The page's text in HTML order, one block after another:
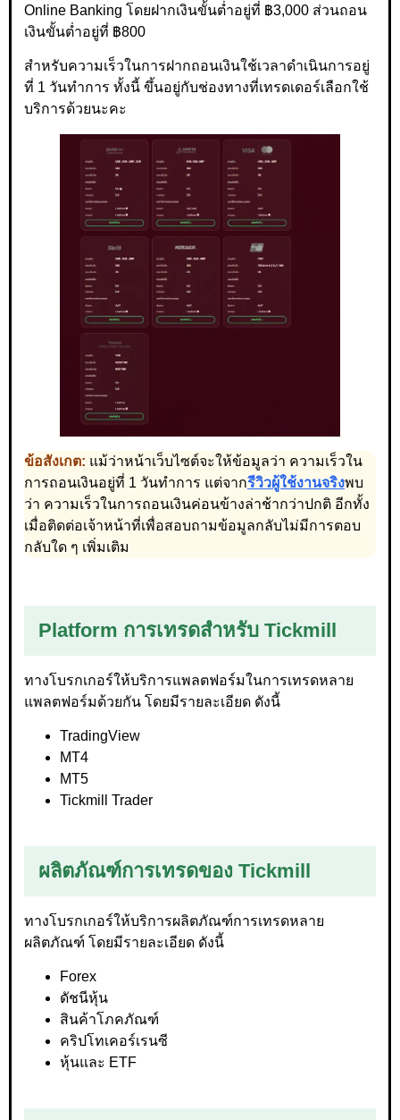
Online Banking โดยฝากเงินขั้นต่ำอยู่ที่ ฿3,000 ส่วนถอน
เงินขั้นต่ำอยู่ที่ ฿800
สำหรับความเร็วในการฝากถอนเงินใช้เวลาดำเนินการอยู่
ที่ 1 วันทำการ ทั้งนี้ ขึ้นอยู่กับช่องทางที่เทรดเดอร์เลือกใช้
บริการด้วยนะคะ
ข้อสังเกต: แม้ว่าหน้าเว็บไซต์จะให้ข้อมูลว่า ความเร็วใน
การถอนเงินอยู่ที่ 1 วันทำการ แต่จากรีวิวผู้ใช้งานจริงพบ
ว่า ความเร็วในการถอนเงินค่อนข้างล่าช้ากว่าปกติ อีกทั้ง
เมื่อติดต่อเจ้าหน้าที่เพื่อสอบถามข้อมูลกลับไม่มีการตอบ
กลับใด ๆ เพิ่มเติม
Platform การเทรดสำหรับ Tickmill
ทางโบรกเกอร์ให้บริการแพลตฟอร์มในการเทรดหลาย
แพลตฟอร์มด้วยกัน โดยมีรายละเอียด ดังนี้
TradingView
MT4
MT5
Tickmill Trader
ผลิตภัณฑ์การเทรดของ Tickmill
ทางโบรกเกอร์ให้บริการผลิตภัณฑ์การเทรดหลาย
ผลิตภัณฑ์ โดยมีรายละเอียด ดังนี้
Forex
ดัชนีหุ้น
สินค้าโภคภัณฑ์
คริปโทเคอร์เรนซี
หุ้นและ ETF